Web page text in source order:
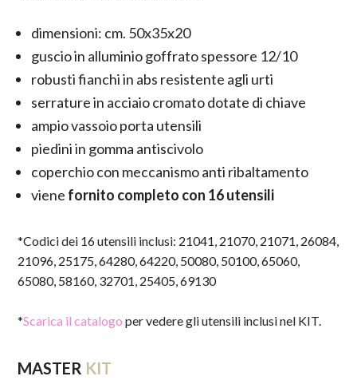
dimensioni: cm. 50x35x20
guscio in alluminio goffrato spessore 12/10
robusti fianchi in abs resistente agli urti
serrature in acciaio cromato dotate di chiave
ampio vassoio porta utensili
piedini in gomma antiscivolo
coperchio con meccanismo anti ribaltamento
viene fornito completo con 16 utensili
*Codici dei 16 utensili inclusi: 21041, 21070, 21071, 26084,
21096, 25175, 64280, 64220, 50080, 50100, 65060,
65080, 58160, 32701, 25405, 69130
*Scarica il catalogo per vedere gli utensili inclusi nel KIT.
MASTER KIT